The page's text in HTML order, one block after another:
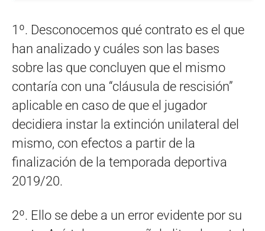
1º. Desconocemos qué contrato es el que
han analizado y cuáles son las bases
sobre las que concluyen que el mismo
contaría con una “cláusula de rescisión”
aplicable en caso de que el jugador
decidiera instar la extinción unilateral del
mismo, con efectos a partir de la
finalización de la temporada deportiva
2019/20.
2º. Ello se debe a un error evidente por su